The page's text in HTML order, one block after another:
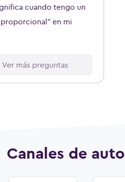
cuando tengo un
en mi
Ver más preguntas
Canales de